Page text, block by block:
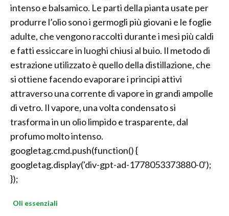
intenso e balsamico. Le parti della pianta usate per
produrre l’olio sono i germogli più giovani e le foglie
adulte, che vengono raccolti durante i mesi più caldi
e fatti essiccare in luoghi chiusi al buio. Il metodo di
estrazione utilizzato è quello della distillazione, che
si ottiene facendo evaporare i principi attivi
attraverso una corrente di vapore in grandi ampolle
di vetro. Il vapore, una volta condensato si
trasforma in un olio limpido e trasparente, dal
profumo molto intenso.
googletag.cmd.push(function() {
googletag.display('div-gpt-ad-1778053373880-0');
});
Oli essenziali